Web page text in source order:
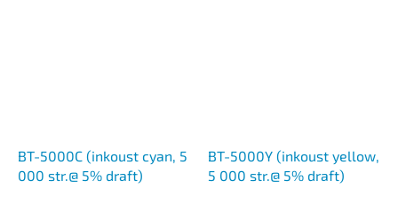
BT-5000C (inkoust cyan, 5
000 str.@ 5% draft)
BT-5000Y (inkoust yellow,
5 000 str.@ 5% draft)